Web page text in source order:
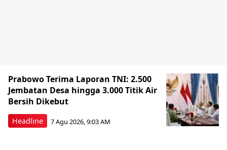
Headline
Prabowo Terima Laporan TNI: 2.500
Jembatan Desa hingga 3.000 Titik Air
Bersih Dikebut
7 Agu 2026, 9:03 AM